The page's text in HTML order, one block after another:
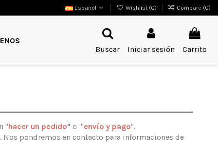
Español Wishlist (0) Compare (0)
Buscar
Iniciar sesión Carrito
"hacer un pedido" o "envío y pago".
pondremos en contacto para informaciones de